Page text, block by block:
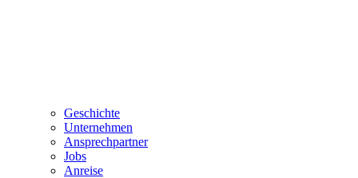
Geschichte
Unternehmen
Ansprechpartner
Jobs
Anreise